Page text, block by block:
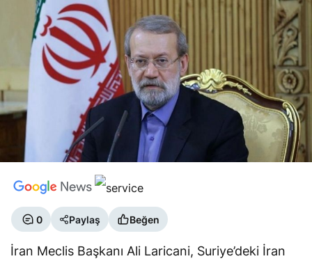
0 Paylaş Beğen
İran Meclis Başkanı Ali Laricani, Suriye’deki İran